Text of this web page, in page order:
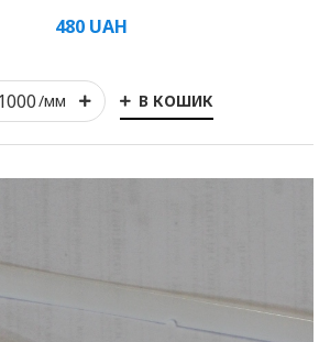
Горизонтальні жалюзі
Римські
/мм В КОШИК
480 UAH